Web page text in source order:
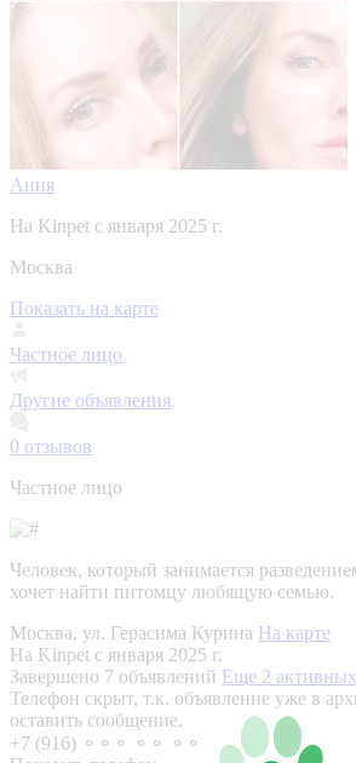
Ания
На Kinpet c января 2025 г.
Москва
Показать на карте
Частное лицо
Другие объявления
0 отзывов
Частное лицо
Человек, который занимается
хочет найти питомцу любящую семью.
Москва, ул. Герасима Курина На карте
На Kinpet c января 2025 г.
Завершено 7 объявлений Еще 2 активных
Телефон скрыт, т.к. объявление уже в
оставить сообщение.
+7 (916) ⚬⚬⚬ ⚬⚬ ⚬⚬